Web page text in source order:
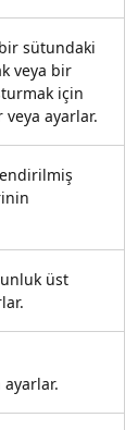
sütundaki
veya bir
için
veya ayarlar.
üst
ayarlar.